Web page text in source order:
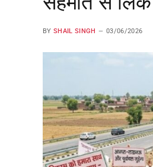
BY SHAIL SINGH 03/06/2026